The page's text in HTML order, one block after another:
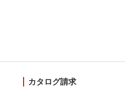
カタログ請求